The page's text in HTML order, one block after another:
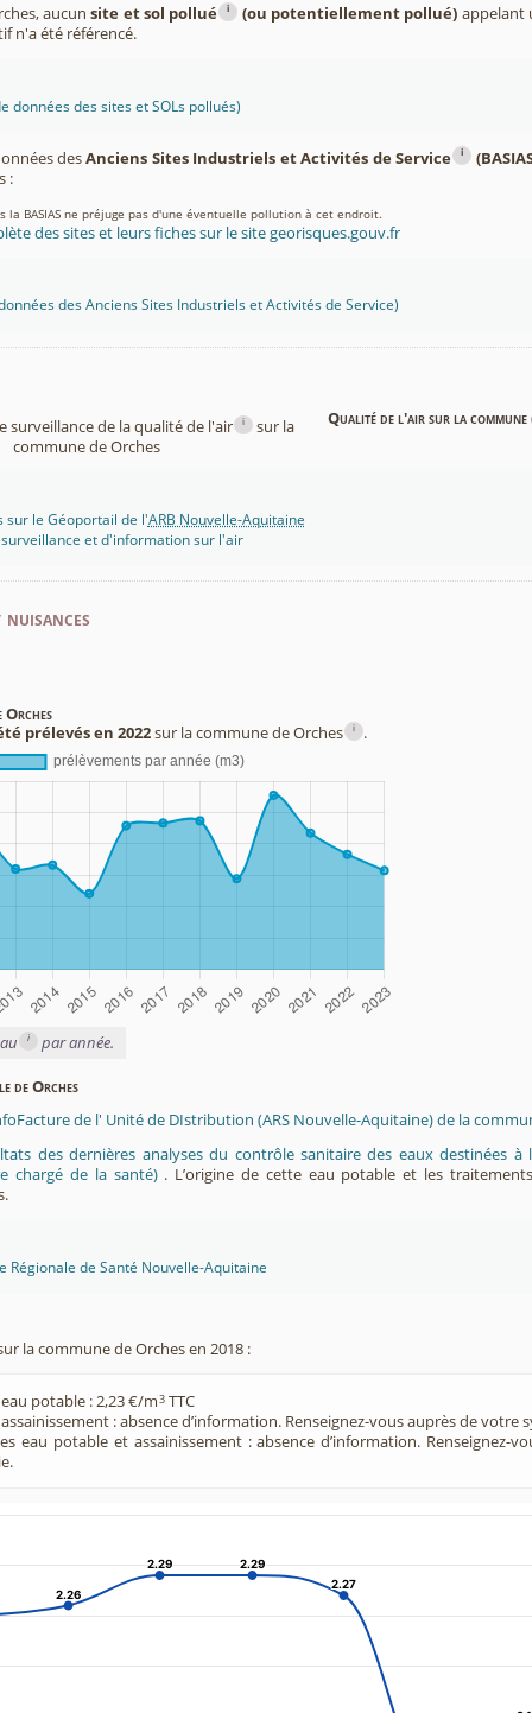
aucunsite et sol pollué i (ou potentiellement pollué) appelant
n'a été référencé.
données des sites et SOLs pollués)
desAnciens Sites Industriels et Activités de Service i
:
BASIAS ne préjuge pas d'une éventuelle pollution à cet endroit.
des sites et leurs fiches sur le site georisques.gouv.fr
des Anciens Sites Industriels et Activités de Service)
surveillance de la qualité de l'air i
sur la
commune de Orches
Qualité de l'air sur la commune
sur le Géoportail de l'ARB Nouvelle-Aquitaine
surveillance et d'information sur l'air
Orches
prélevés en 2022sur la commune de Orches i .
i par année.
de Orches
de l' Unité de DIstribution (ARS Nouvelle-Aquitaine) de la
des dernières analyses du contrôle sanitaire des eaux destinées
chargé de la santé) . L’origine de cette eau potable et les
Régionale de Santé Nouvelle-Aquitaine
la commune de Orches en 2018 :
potable : 2,23 €/m3 TTC
: absence d’information. Renseignez-vous auprès de votre
eau potable et assainissement : absence d’information. Renseignez-
2.26
2.26
2.29
2.29 2.29
2.29
2.27
2.27